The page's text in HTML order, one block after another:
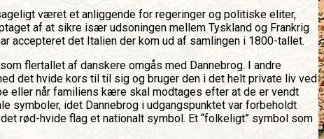
været et anliggende for regeringer og politiske eliter,
af at sikre især udsoningen mellem Tyskland og Frankrig
accepteret det Italien der kom ud af samlingen i 1800-tallet.
flertallet af danskere omgås med Dannebrog. I andre
det hvide kors til til sig og bruger den i det helt private liv ved
eller når familiens kære skal modtages efter at de er vendt
symboler, idet Dannebrog i udgangspunktet var forbeholdt
rød-hvide flag et nationalt symbol. Et “folkeligt” symbol som